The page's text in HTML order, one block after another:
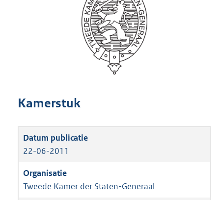
Kamerstuk
22-06-2011
Tweede Kamer der Staten-Generaal